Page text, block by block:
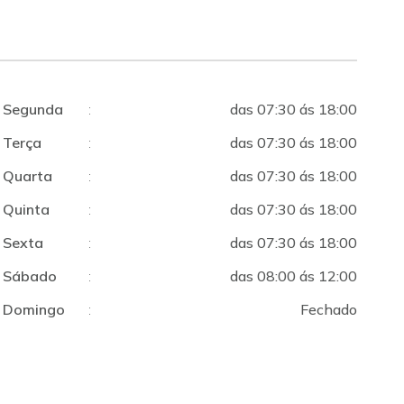
Segunda :
das 07:30 ás 18:00
Terça
:
das 07:30 ás 18:00
Quarta
:
das 07:30 ás 18:00
Quinta
:
das 07:30 ás 18:00
Sexta
:
das 07:30 ás 18:00
Sábado
:
das 08:00 ás 12:00
Domingo
: Fechado